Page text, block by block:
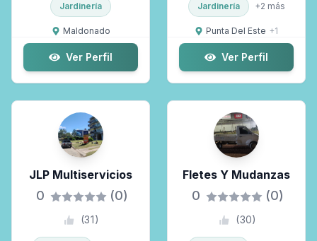
Jardinería
Maldonado
Ver Perfil
Jardinería +2 más
Punta Del Este +1
Ver Perfil
JLP Multiservicios
0 (0)
(31)
Fletes Y Mudanzas
0 (0)
(30)